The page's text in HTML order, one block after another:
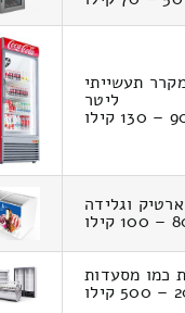
תעשייתי
ליטר
וגלידה
כמו מסעדות